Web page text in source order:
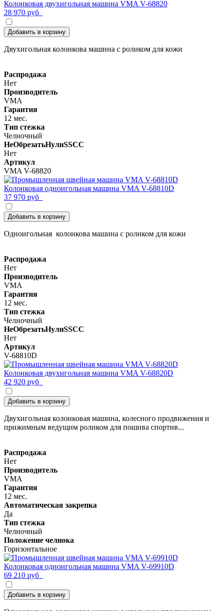
Колонковая двухигольная машина VMA V-68820
28 970 руб
Добавить в корзину
Двухигольная колонкова машина с роликом для кожи
Распродажа
Нет
Производитель
VMA
Гарантия
12 мес.
Тип стежка
Челночный
НеОбрезатьНулиSSCC
Нет
Артикул
VMA V-68820
Колонковая одноигольная машина VMA V-68810D
37 970 руб
Добавить в корзину
Одноигольная колонкова машина с роликом для кожи
Распродажа
Нет
Производитель
VMA
Гарантия
12 мес.
Тип стежка
Челночный
НеОбрезатьНулиSSCC
Нет
Артикул
V-68810D
Колонковая двухигольная машина VMA V-68820D
42 920 руб
Добавить в корзину
Двухигольная колонковая машина, колесного продвижения и
прижимным ведущим роликом для пошива спортив...
Распродажа
Нет
Производитель
VMA
Гарантия
12 мес.
Автоматическая закрепка
Да
Тип стежка
Челночный
Положение челнока
Горизонтальное
Колонковая одноигольная машина VMA V-69910D
69 210 руб
Добавить в корзину